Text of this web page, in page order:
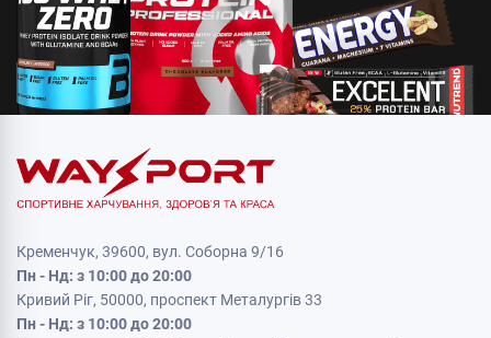
Кременчук, 39600, вул. Соборна 9/16
Пн - Нд: з 10:00 до 20:00
Кривий Ріг, 50000, проспект Металургів 33
Пн - Нд: з 10:00 до 20:00